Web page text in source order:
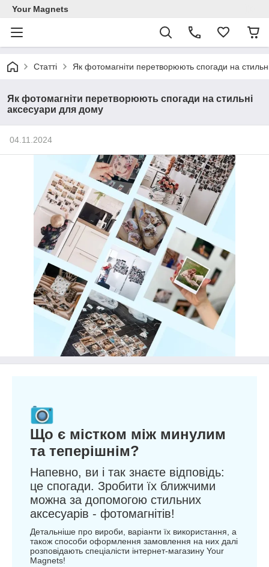
Your Magnets
Статті Як фотомагніти перетворюють спогади на
Як фотомагніти перетворюють спогади на стильні
аксесуари для дому
04.11.2024
Що є містком між минулим
та теперішнім?
Напевно, ви і так знаєте відповідь:
це спогади. Зробити їх ближчими
можна за допомогою стильних
аксесуарів - фотомагнітів!
Детальніше про вироби, варіанти їх використання, а
також способи оформлення замовлення на них далі
розповідають спеціалісти інтернет-магазину Your
Magnets!